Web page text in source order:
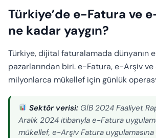
Türkiye’de e-Fatura ve
ne kadar yaygın?
Türkiye, dijital faturalamada dünyanın
pazarlarından biri. e-Fatura, e-Arşiv
milyonlarca mükellef için günlük
Sektör verisi: GİB 2024 Faaliyet
Aralık 2024 itibarıyla e-Fatura
mükellef, e-Arşiv Fatura uygulamasına